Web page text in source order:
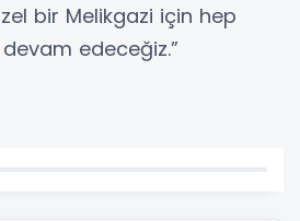
bir Melikgazi için hep
edeceğiz.”